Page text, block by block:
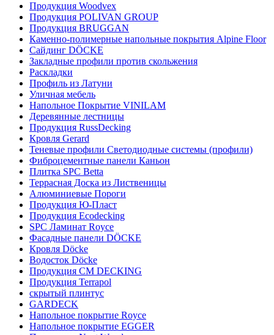
Продукция Woodvex
Продукция POLIVAN GROUP
Продукция BRUGGAN
Каменно-полимерные напольные покрытия Alpine Floor
Сайдинг DÖCKE
Закладные профили против скольжения
Раскладки
Профиль из Латуни
Уличная мебель
Напольное Покрытие VINILAM
Деревянные лестницы
Продукция RussDecking
Кровля Gerard
Теневые профили Светодиодные системы (профили)
Фиброцементные панели Каньон
Плитка SPC Betta
Террасная Доска из Лиственицы
Алюминиевые Пороги
Продукция Ю-Пласт
Продукция Ecodecking
SPC Ламинат Royce
Фасадные панели DÖCKE
Кровля Döcke
Водосток Döcke
Продукция CM DECKING
Продукция Terrapol
скрытый плинтус
GARDECK
Напольное покрытие Royce
Напольное покрытие EGGER